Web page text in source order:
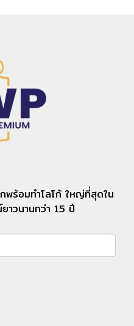
พร้อมทำโลโก้ ใหญ่ที่สุดใน
าวนานกว่า 15 ปี